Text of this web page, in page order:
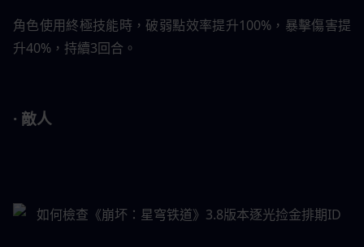
角色使用終極技能時，破弱點效率提升100%，暴擊傷害提
升40%，持續3回合。
· 敵人